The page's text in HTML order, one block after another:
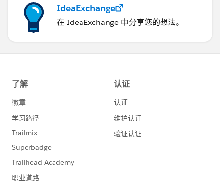
IdeaExchange
在 IdeaExchange 中分享您的想法。